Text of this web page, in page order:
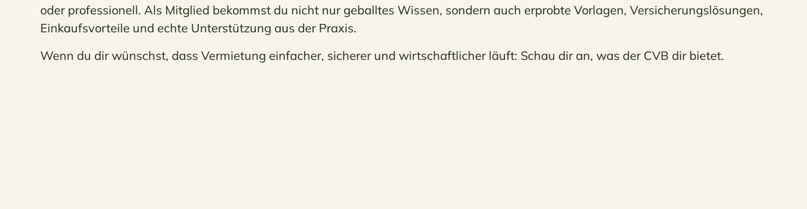
oder professionell. Als Mitglied bekommst du nicht nur geballtes Wissen, sondern auch erprobte Vorlagen, Versicherungslösungen,
Einkaufsvorteile und echte Unterstützung aus der Praxis.
Wenn du dir wünschst, dass Vermietung einfacher, sicherer und wirtschaftlicher läuft: Schau dir an, was der CVB dir bietet.